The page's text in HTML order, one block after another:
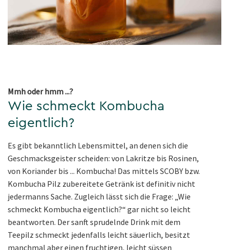
Mmh oder hmm ...?
Wie schmeckt Kombucha
eigentlich?
Es gibt bekanntlich Lebensmittel, an denen sich die
Geschmacksgeister scheiden: von Lakritze bis Rosinen,
von Koriander bis ... Kombucha! Das mittels SCOBY bzw.
Kombucha Pilz zubereitete Getränk ist definitiv nicht
jedermanns Sache. Zugleich lässt sich die Frage: „Wie
schmeckt Kombucha eigentlich?“ gar nicht so leicht
beantworten. Der sanft sprudelnde Drink mit dem
Teepilz schmeckt jedenfalls leicht säuerlich, besitzt
manchmal aber einen fruchtigen, leicht süssen